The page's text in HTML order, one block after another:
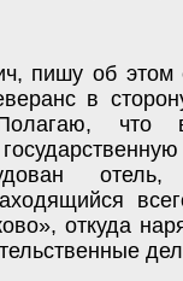
пишу об этом
в
что
откуда